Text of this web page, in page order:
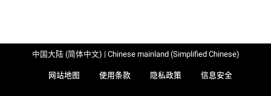
网站地图 使用条款 隐私政策 信息安全
中国大陆 (简体中文) | Chinese mainland (Simplified Chinese)